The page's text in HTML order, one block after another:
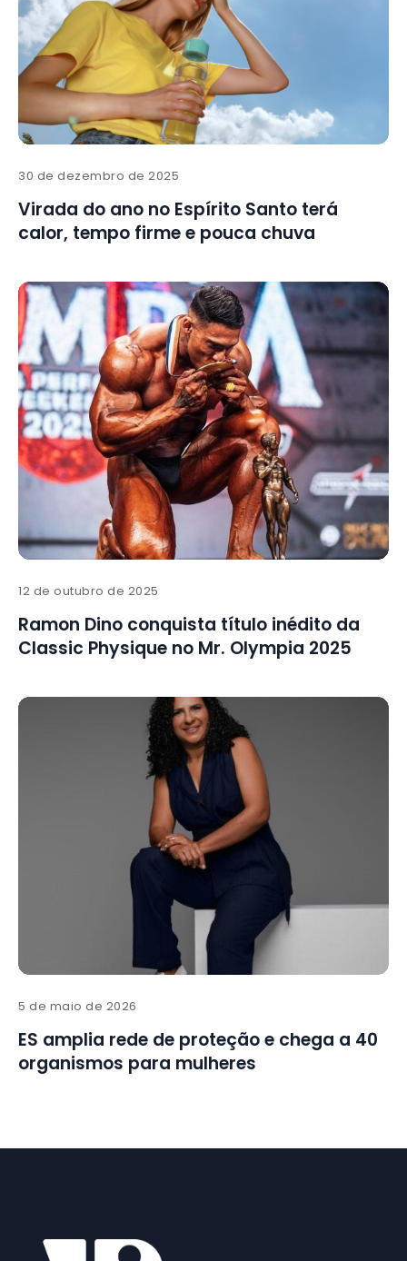
30 de dezembro de 2025
Virada do ano no Espírito Santo terá
calor, tempo firme e pouca chuva
12 de outubro de 2025
Ramon Dino conquista título inédito da
Classic Physique no Mr. Olympia 2025
5 de maio de 2026
ES amplia rede de proteção e chega a 40
organismos para mulheres